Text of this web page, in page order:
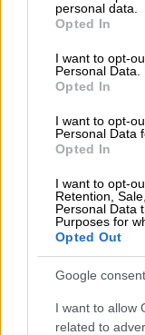
grant or deny
use your data for
consent section.
personal data.
Opted In
I want to opt-
Personal Data.
Opted In
I want to opt-
Personal Data
Opted In
I want to opt-
Retention,
Personal Data
Purposes for
Opted Out
Google
I want to allow
related to
των
αντίδοτο»
Ελλάδα|
το
Οι τυχεροί
είναι οι εξής:
αριθμός: